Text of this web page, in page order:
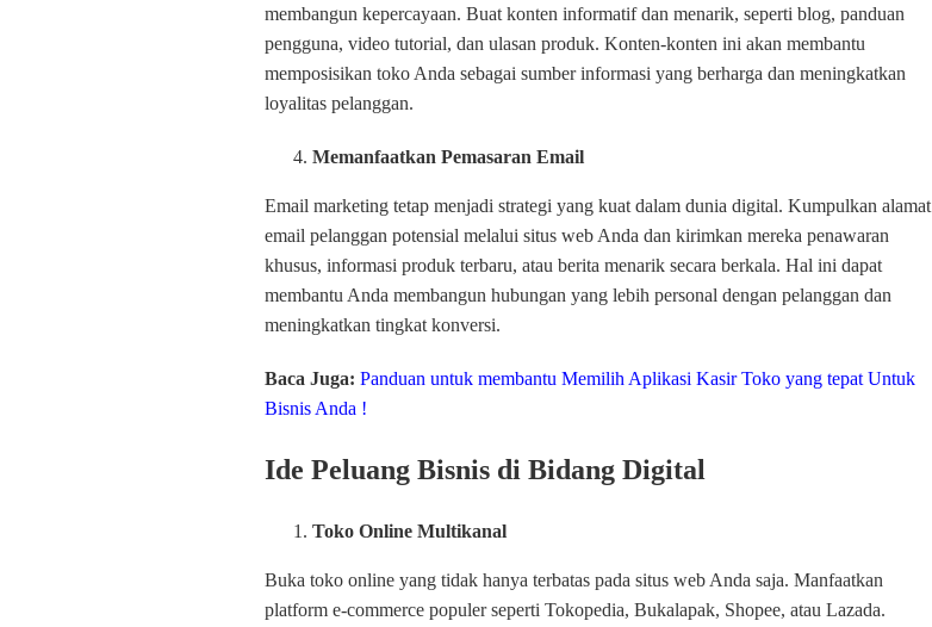
membangun kepercayaan. Buat konten informatif dan menarik, seperti blog, panduan
pengguna, video tutorial, dan ulasan produk. Konten-konten ini akan membantu
memposisikan toko Anda sebagai sumber informasi yang berharga dan meningkatkan
loyalitas pelanggan.
Memanfaatkan Pemasaran Email
Email marketing tetap menjadi strategi yang kuat dalam dunia digital. Kumpulkan alamat
email pelanggan potensial melalui situs web Anda dan kirimkan mereka penawaran
khusus, informasi produk terbaru, atau berita menarik secara berkala. Hal ini dapat
membantu Anda membangun hubungan yang lebih personal dengan pelanggan dan
meningkatkan tingkat konversi.
Baca Juga: Panduan untuk membantu Memilih Aplikasi Kasir Toko yang tepat Untuk
Bisnis Anda !
Ide Peluang Bisnis di Bidang Digital
Toko Online Multikanal
Buka toko online yang tidak hanya terbatas pada situs web Anda saja. Manfaatkan
platform e-commerce populer seperti Tokopedia, Bukalapak, Shopee, atau Lazada.